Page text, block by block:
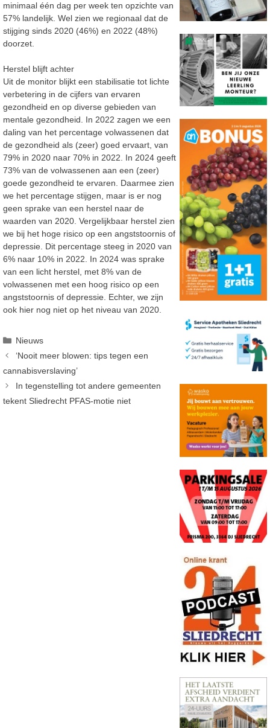
minimaal één dag per week ten opzichte van
57% landelijk. Wel zien we regionaal dat de
stijging sinds 2020 (46%) en 2022 (48%)
doorzet.
Herstel blijft achter
Uit de monitor blijkt een stabilisatie tot lichte
verbetering in de cijfers van ervaren
gezondheid en op diverse gebieden van
mentale gezondheid. In 2022 zagen we een
daling van het percentage volwassenen dat
de gezondheid als (zeer) goed ervaart, van
79% in 2020 naar 70% in 2022. In 2024 geeft
73% van de volwassenen aan een (zeer)
goede gezondheid te ervaren. Daarmee zien
we het percentage stijgen, maar is er nog
geen sprake van een herstel naar de
waarden van 2020. Vergelijkbaar herstel zien
we bij het hoge risico op een angststoornis of
depressie. Dit percentage steeg in 2020 van
6% naar 10% in 2022. In 2024 was sprake
van een licht herstel, met 8% van de
volwassenen met een hoog risico op een
angststoornis of depressie. Echter, we zijn
ook hier nog niet op het niveau van 2020.
Categorieën
Nieuws
‘Nooit meer blowen: tips tegen een
cannabisverslaving’
In tegenstelling tot andere gemeenten
tekent Sliedrecht PFAS-motie niet